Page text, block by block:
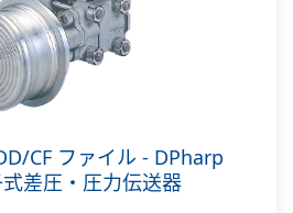
CF ファイル - DPharp
差圧・圧力伝送器